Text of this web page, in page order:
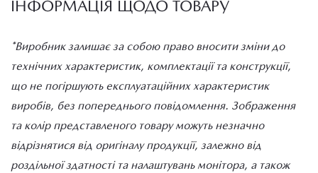
ІНФОРМАЦІЯ ЩОДО ТОВАРУ
*Виробник залишає за собою право вносити зміни до
технічних характеристик, комплектації та конструкції,
що не погіршують експлуатаційних характеристик
виробів, без попереднього повідомлення. Зображення
та колір представленого товару можуть незначно
відрізнятися від оригіналу продукції, залежно від
роздільної здатності та налаштувань монітора, а також